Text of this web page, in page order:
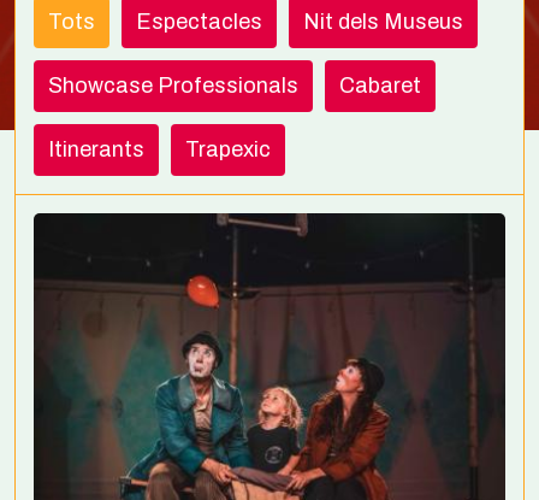
Tots Espectacles Nit dels Museus
Showcase Professionals Cabaret
Itinerants Trapexic